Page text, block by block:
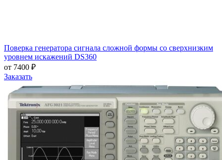
Поверка генератора сигнала сложной формы со сверхнизким
уровнем искажений DS360
от 7400 ₽
Заказать